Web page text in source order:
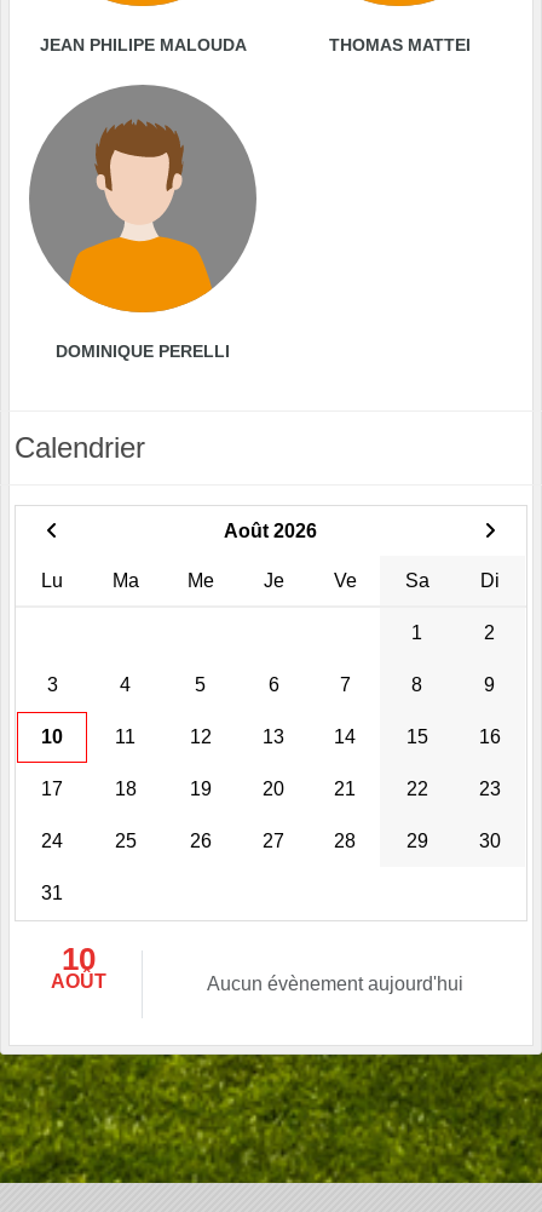
JEAN PHILIPE MALOUDA THOMAS MATTEI
DOMINIQUE PERELLI
Calendrier
Août 2026
Lu Ma Me Je Ve Sa Di
1 2
3 4 5 6 7 8 9
10 11 12 13 14 15 16
17 18 19 20 21 22 23
24 25 26 27 28 29 30
31
10
AOÛT Aucun évènement aujourd'hui